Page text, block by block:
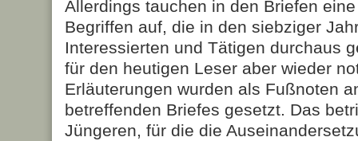
Allerdings tauchen in den Briefen
Begriffen auf, die in den siebziger
Interessierten und Tätigen durchaus
für den heutigen Leser aber wieder
Erläuterungen wurden als Fußnoten
betreffenden Briefes gesetzt. Das
Jüngeren, für die die